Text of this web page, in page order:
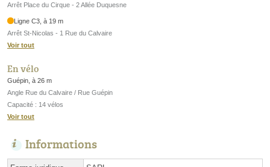
Arrêt Place du Cirque - 2 Allée Duquesne
Ligne C3, à 19 m
Arrêt St-Nicolas - 1 Rue du Calvaire
Voir tout
En vélo
Guépin, à 26 m
Angle Rue du Calvaire / Rue Guépin
Capacité : 14 vélos
Voir tout
Informations